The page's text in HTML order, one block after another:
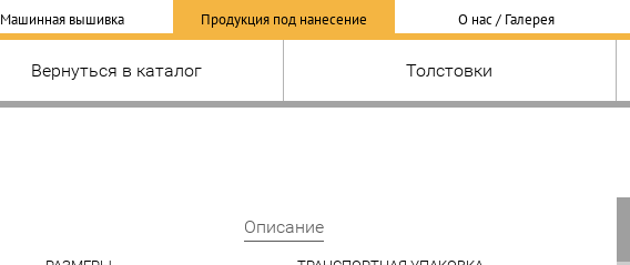
Машинная вышивка Продукция под нанесение О нас / Галерея
Вернуться в каталог Толстовки
Описание